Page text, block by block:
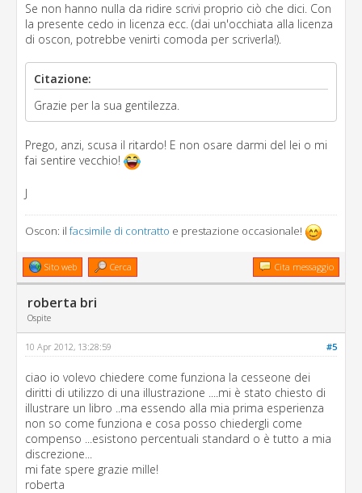
Se non hanno nulla da ridire scrivi proprio ciò che dici. Con
la presente cedo in licenza ecc. (dai un'occhiata alla licenza
di oscon, potrebbe venirti comoda per scriverla!).
Citazione:
Grazie per la sua gentilezza.
Prego, anzi, scusa il ritardo! E non osare darmi del lei o mi
fai sentire vecchio!
J
Oscon: il facsimile di contratto e prestazione occasionale!
Sito web Cerca Cita messaggio
roberta bri
Ospite
#5
10 Apr 2012, 13:28:59
ciao io volevo chiedere come funziona la cesseone dei
diritti di utilizzo di una illustrazione ....mi è stato chiesto di
illustrare un libro ..ma essendo alla mia prima esperienza
non so come funziona e cosa posso chiedergli come
compenso ...esistono percentuali standard o è tutto a mia
discrezione...
mi fate spere grazie mille!
roberta